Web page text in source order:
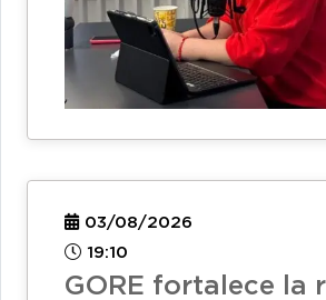
03/08/2026
19:10
GORE fortalece la